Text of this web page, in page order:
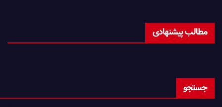
مطالب پیشنهادی
جستجو